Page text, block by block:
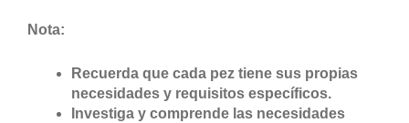
Nota:
Recuerda que cada pez tiene sus propias
necesidades y requisitos específicos.
Investiga y comprende las necesidades